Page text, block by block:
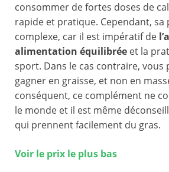
consommer de fortes doses de
rapide et pratique. Cependant, sa
complexe, car il est impératif de
alimentation équilibrée et la
sport. Dans le cas contraire,
gagner en graisse, et non en
conséquent, ce complément ne
le monde et il est même
qui prennent facilement du gras.
Voir le prix le plus bas